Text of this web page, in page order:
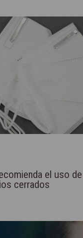
el uso
cerrados